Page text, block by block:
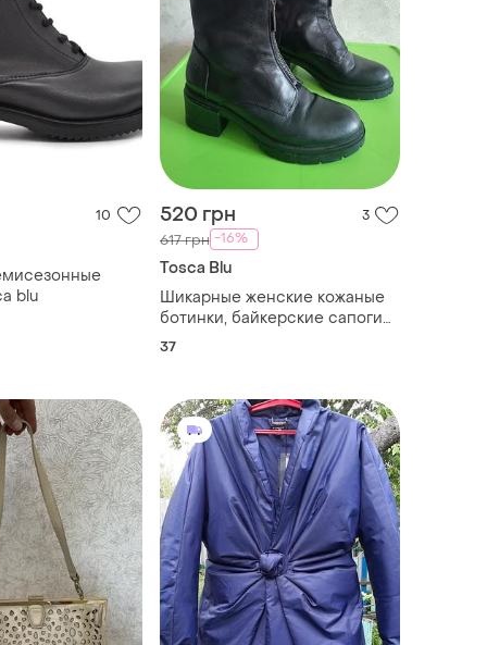
10
blu
520 грн 3
617 грн -16%
Tosca Blu
Шикарные женские кожаные
ботинки, байкерские сапоги
tosca blu studio 37 размер
37